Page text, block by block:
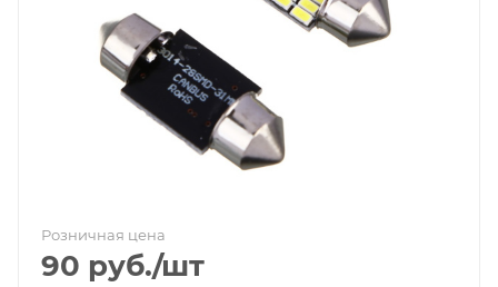
Розничная цена
90 руб./шт